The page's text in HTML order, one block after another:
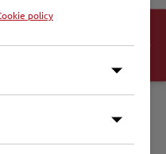
in der Großen
erhalten geblieben. Der
Märtyrer“. Dort wird an die
Osnabrück
policy
Cookie-